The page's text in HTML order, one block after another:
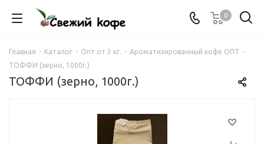
0
Главная - Каталог - Опт от 3 кг. - Ароматизированный кофе ОПТ -
ТОФФИ (зерно, 1000г.)
ТОФФИ (зерно, 1000г.)